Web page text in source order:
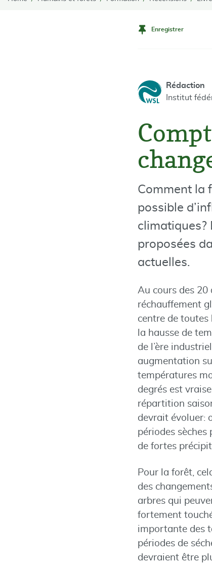
Enregistrer
Rédaction
Institut
Comment la
possible
climatiques?
proposées
actuelles.
Au cours des 20
réchauffement
centre de toutes
la hausse de
de l’ère
augmentation
températures
degrés est
répartition
devrait évoluer:
périodes sèches
de fortes
Pour la forêt,
des
arbres qui
fortement
importante des
périodes de
devraient être